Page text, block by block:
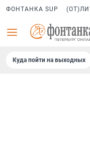
ФОНТАНКА SUP
Куда пойти на выходных